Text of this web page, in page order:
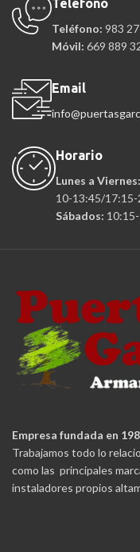
Teléfono: 983
Móvil: 669 889
Email
Horario
Lunes a Viernes:
10-13:45/17:15-
Sábados:
Empresa fundada en
Trabajamos todo lo
como las principales
instaladores propios